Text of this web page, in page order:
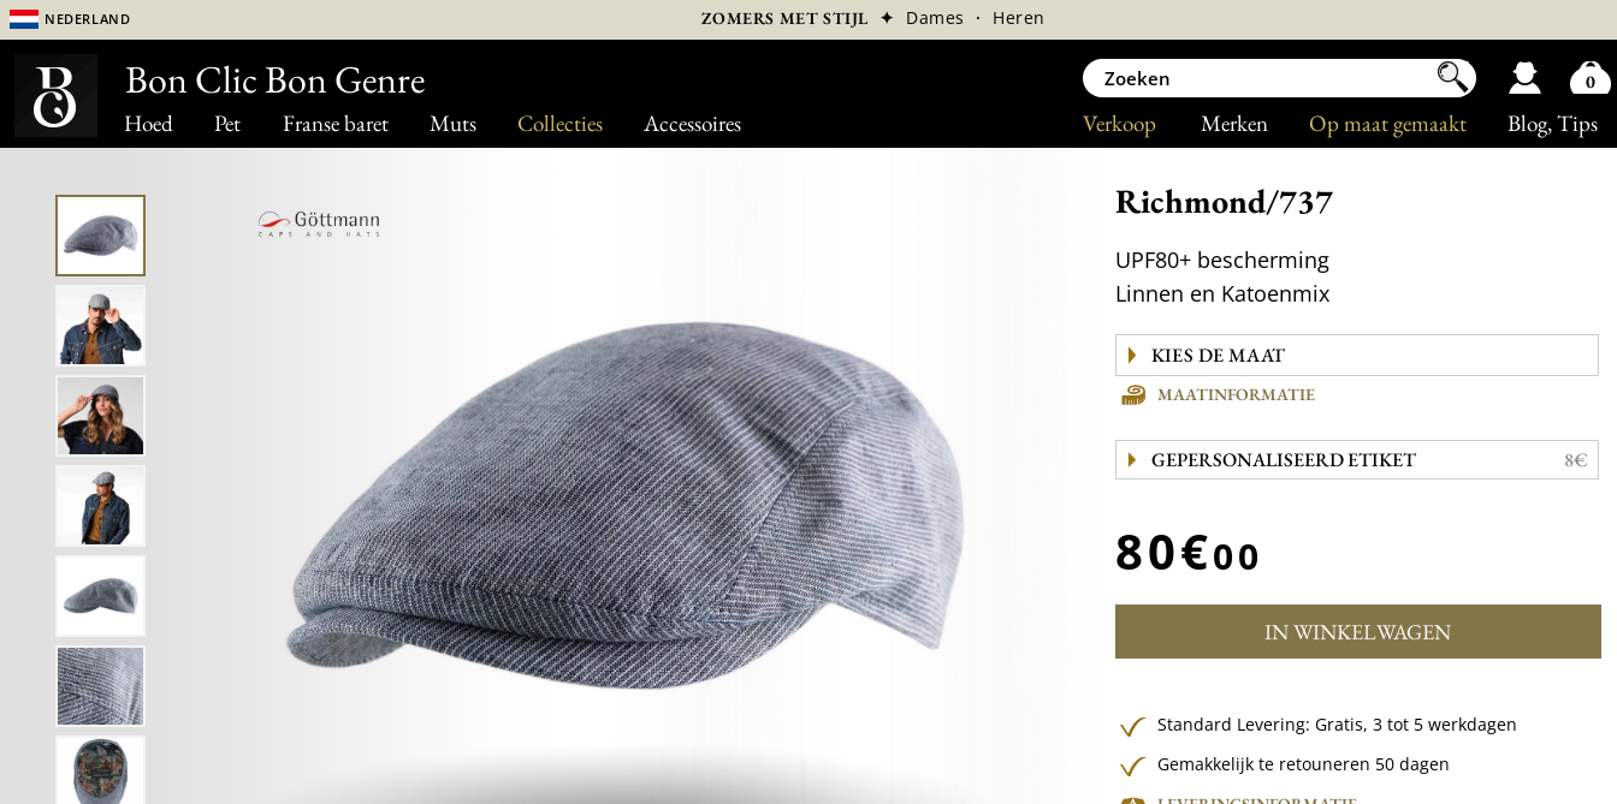
Hoed Pet Franse baret Muts Collecties Accessoires Blog, Tips
Op maat gemaakt
Merken
Verkoop
Nederland ZOMERS MET STIJL ✦ Dames · Heren
Richmond/737
UPF80+ bescherming
Linnen en Katoenmix
MAATINFORMATIE
GEPERSONALISEERD ETIKET 8€
80€00
IN WINKELWAGEN
Standard Levering:Gratis,3 tot 5 werkdagen
Gemakkelijk te retouneren 50 dagen
Bon Clic Bon Genre 0